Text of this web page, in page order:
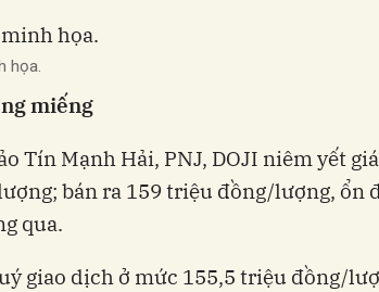
họa.
miếng
Tín Mạnh Hải, PNJ, DOJI niêm yết
bán ra 159 triệu đồng/lượng, ổn
qua.
giao dịch ở mức 155,5 triệu đồng/